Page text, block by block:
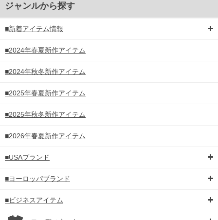
ジャンルから探す
■新着アイテム情報
■2024年春夏新作アイテム
■2024年秋冬新作アイテム
■2025年春夏新作アイテム
■2025年秋冬新作アイテム
■2026年春夏新作アイテム
■USAブランド
■ヨーロッパブランド
■ビジネスアイテム